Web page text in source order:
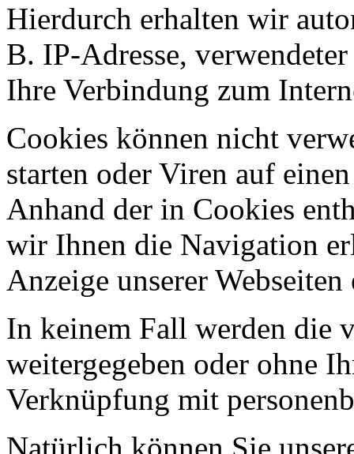
Hierdurch erhalten wir
B. IP-Adresse,
Ihre Verbindung zum
Cookies können nicht
starten oder Viren auf
Anhand der in Cookies
wir Ihnen die Navigation
Anzeige unserer
In keinem Fall werden die
weitergegeben oder ohne
Verknüpfung mit